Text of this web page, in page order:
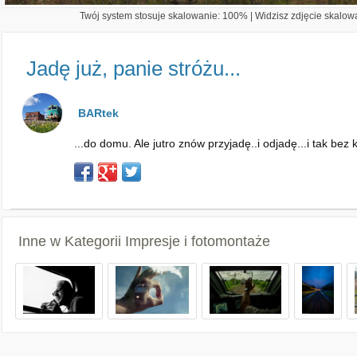
Twój system stosuje skalowanie: 100% | Widzisz zdjęcie
Jadę już, panie stróżu...
BARtek
...do domu. Ale jutro znów przyjadę..i odjadę...i tak bez
Inne w Kategorii Impresje i fotomontaże